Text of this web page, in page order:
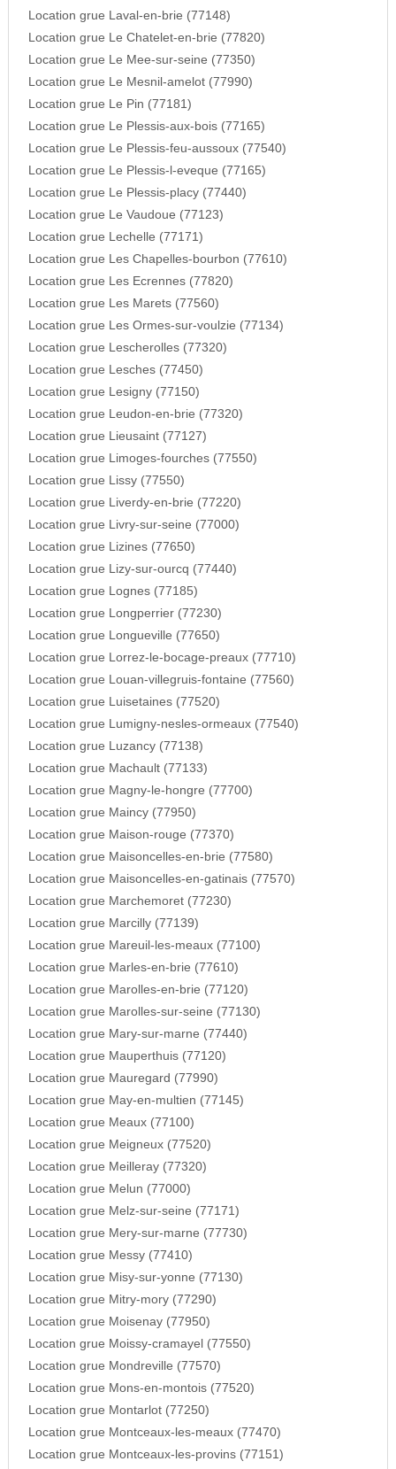
Location grue Laval-en-brie (77148)
Location grue Le Chatelet-en-brie (77820)
Location grue Le Mee-sur-seine (77350)
Location grue Le Mesnil-amelot (77990)
Location grue Le Pin (77181)
Location grue Le Plessis-aux-bois (77165)
Location grue Le Plessis-feu-aussoux (77540)
Location grue Le Plessis-l-eveque (77165)
Location grue Le Plessis-placy (77440)
Location grue Le Vaudoue (77123)
Location grue Lechelle (77171)
Location grue Les Chapelles-bourbon (77610)
Location grue Les Ecrennes (77820)
Location grue Les Marets (77560)
Location grue Les Ormes-sur-voulzie (77134)
Location grue Lescherolles (77320)
Location grue Lesches (77450)
Location grue Lesigny (77150)
Location grue Leudon-en-brie (77320)
Location grue Lieusaint (77127)
Location grue Limoges-fourches (77550)
Location grue Lissy (77550)
Location grue Liverdy-en-brie (77220)
Location grue Livry-sur-seine (77000)
Location grue Lizines (77650)
Location grue Lizy-sur-ourcq (77440)
Location grue Lognes (77185)
Location grue Longperrier (77230)
Location grue Longueville (77650)
Location grue Lorrez-le-bocage-preaux (77710)
Location grue Louan-villegruis-fontaine (77560)
Location grue Luisetaines (77520)
Location grue Lumigny-nesles-ormeaux (77540)
Location grue Luzancy (77138)
Location grue Machault (77133)
Location grue Magny-le-hongre (77700)
Location grue Maincy (77950)
Location grue Maison-rouge (77370)
Location grue Maisoncelles-en-brie (77580)
Location grue Maisoncelles-en-gatinais (77570)
Location grue Marchemoret (77230)
Location grue Marcilly (77139)
Location grue Mareuil-les-meaux (77100)
Location grue Marles-en-brie (77610)
Location grue Marolles-en-brie (77120)
Location grue Marolles-sur-seine (77130)
Location grue Mary-sur-marne (77440)
Location grue Mauperthuis (77120)
Location grue Mauregard (77990)
Location grue May-en-multien (77145)
Location grue Meaux (77100)
Location grue Meigneux (77520)
Location grue Meilleray (77320)
Location grue Melun (77000)
Location grue Melz-sur-seine (77171)
Location grue Mery-sur-marne (77730)
Location grue Messy (77410)
Location grue Misy-sur-yonne (77130)
Location grue Mitry-mory (77290)
Location grue Moisenay (77950)
Location grue Moissy-cramayel (77550)
Location grue Mondreville (77570)
Location grue Mons-en-montois (77520)
Location grue Montarlot (77250)
Location grue Montceaux-les-meaux (77470)
Location grue Montceaux-les-provins (77151)